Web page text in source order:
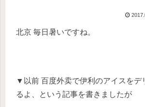
北京 毎日暑いですね。
▼以前 百度外卖で伊利のアイスをデ
るよ、という記事を書きましたが